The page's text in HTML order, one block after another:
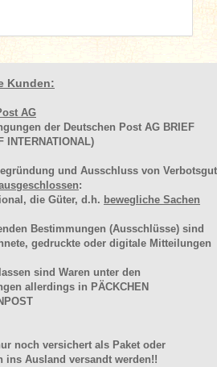
Kunden:
AG
der Deutschen Post AG BRIEF
INTERNATIONAL)
und Ausschluss von Verbotsgut
:
die Güter, d.h. bewegliche Sachen
Bestimmungen (Ausschlüsse) sind
gedruckte oder digitale Mitteilungen
sind Waren unter den
allerdings in PÄCKCHEN
noch versichert als Paket oder
ins Ausland versandt werden!!